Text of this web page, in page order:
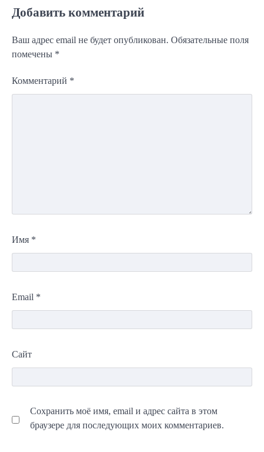
Добавить комментарий
Ваш адрес email не будет опубликован. Обязательные поля
помечены *
Комментарий *
Имя *
Email *
Сайт
Сохранить моё имя, email и адрес сайта в этом
браузере для последующих моих комментариев.